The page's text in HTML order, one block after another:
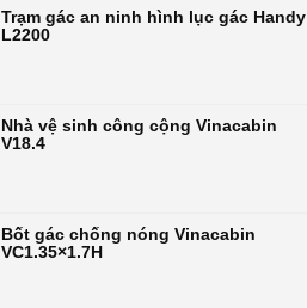
Trạm gác an ninh hình lục gác Handy
L2200
Nhà vệ sinh công cộng Vinacabin
V18.4
Bốt gác chống nóng Vinacabin
VC1.35×1.7H